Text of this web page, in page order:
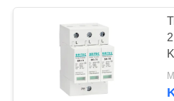
T1 + T2
Arrester B